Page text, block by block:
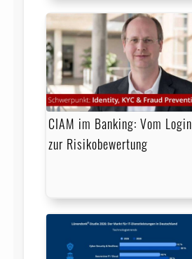
CIAM im Banking: Vom Login
zur Risikobewertung